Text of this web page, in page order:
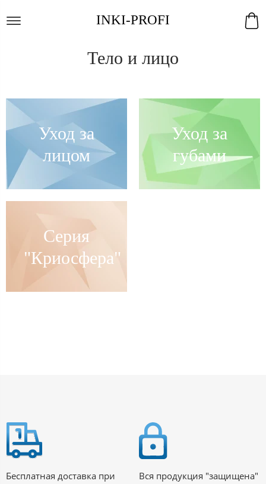
INKI-PROFI
Тело и лицо
Уход за
лицом
Уход за
губами
Серия
"Криосфера"
Бесплатная доставка при
Вся продукция "защищена"